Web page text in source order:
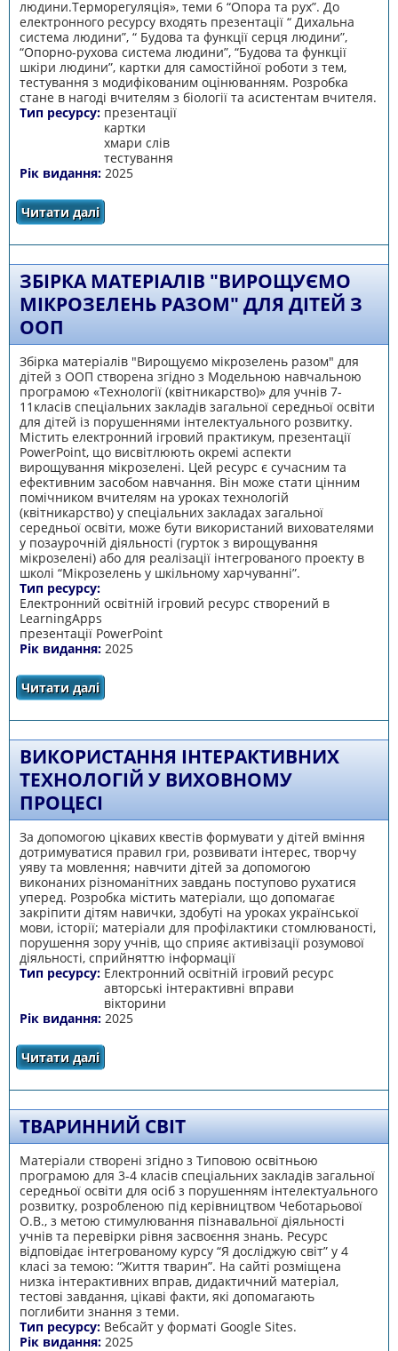
людини.Терморегуляція», теми 6 “Опора та рух”. До
електронного ресурсу входять презентації “ Дихальна
система людини”, “ Будова та функції серця людини”,
“Опорно-рухова система людини”, “Будова та функції
шкіри людини”, картки для самостійної роботи з тем,
тестування з модифікованим оцінюванням. Розробка
стане в нагоді вчителям з біології та асистентам вчителя.
Тип ресурсу: презентації
картки
хмари слів
тестування
Рік видання: 2025
Читати даліпро Інклюзія. Біологія 8 клас
ЗБІРКА МАТЕРІАЛІВ "ВИРОЩУЄМО
МІКРОЗЕЛЕНЬ РАЗОМ" ДЛЯ ДІТЕЙ З
ООП
Збірка матеріалів "Вирощуємо мікрозелень разом" для
дітей з ООП створена згідно з Модельною навчальною
програмою «Технології (квітникарство)» для учнів 7-
11класів спеціальних закладів загальної середньої освіти
для дітей із порушеннями інтелектуального розвитку.
Містить електронний ігровий практикум, презентації
PowerPoint, що висвітлюють окремі аспекти
вирощування мікрозелені. Цей ресурс є сучасним та
ефективним засобом навчання. Він може стати цінним
помічником вчителям на уроках технологій
(квітникарство) у спеціальних закладах загальної
середньої освіти, може бути використаний вихователями
у позаурочній діяльності (гурток з вирощування
мікрозелені) або для реалізації інтегрованого проекту в
школі “Мікрозелень у шкільному харчуванні”.
Тип ресурсу:
Електронний освітній ігровий ресурс створений в
LearningApps
презентації PowerPoint
Рік видання: 2025
Читати далі
ВИКОРИСТАННЯ ІНТЕРАКТИВНИХ
ТЕХНОЛОГІЙ У ВИХОВНОМУ
ПРОЦЕСІ
За допомогою цікавих квестів формувати у дітей вміння
дотримуватися правил гри, розвивати інтерес, творчу
уяву та мовлення; навчити дітей за допомогою
виконаних різноманітних завдань поступово рухатися
уперед. Розробка містить матеріали, що допомагає
закріпити дітям навички, здобуті на уроках української
мови, історії; матеріали для профілактики стомлюваності,
порушення зору учнів, що сприяє активізації розумової
діяльності, сприйняттю інформації
Тип ресурсу: Електронний освітній ігровий ресурс
авторські інтерактивні вправи
вікторини
Рік видання: 2025
Читати далі
ТВАРИННИЙ СВІТ
Матеріали створені згідно з Типовою освітньою
програмою для 3-4 класів спеціальних закладів загальної
середньої освіти для осіб з порушенням інтелектуального
розвитку, розробленою під керівництвом Чеботарьової
О.В., з метою стимулювання пізнавальної діяльності
учнів та перевірки рівня засвоєння знань. Ресурс
відповідає інтегрованому курсу “Я досліджую світ” у 4
класі за темою: “Життя тварин”. На сайті розміщена
низка інтерактивних вправ, дидактичний матеріал,
тестові завдання, цікаві факти, які допомагають
поглибити знання з теми.
Тип ресурсу: Вебсайт у форматі Google Sites.
Рік видання: 2025